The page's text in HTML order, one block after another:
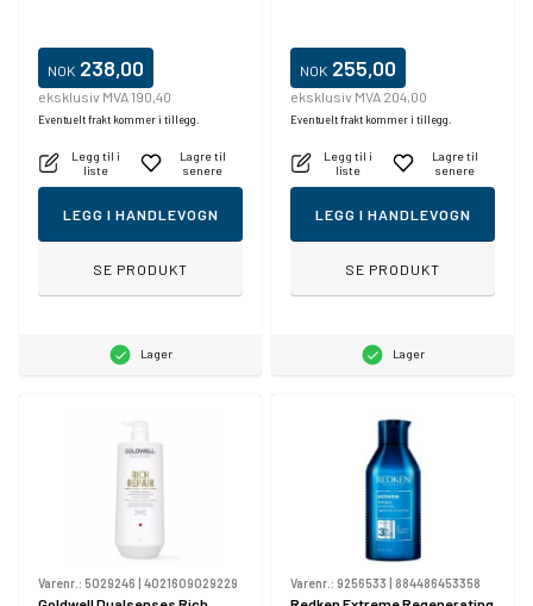
NOK 238,00
eksklusiv MVA 190,40
Eventuelt frakt kommer i tillegg.
Legg til i
liste
Lagre til
senere
LEGG I HANDLEVOGN
SE PRODUKT
Lager
NOK 255,00
eksklusiv MVA 204,00
Eventuelt frakt kommer i tillegg.
Legg til i
liste
Lagre til
senere
LEGG I HANDLEVOGN
SE PRODUKT
Lager
Varenr.: 5029246 4021609029229 Varenr.: 9256533 884486453358